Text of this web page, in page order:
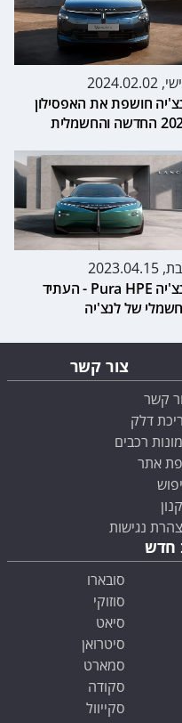
חושפת את האפסילון
והחשמלית
לנצ'יה Pura HPE - העתיד
של לנצ'יה
צור קשר
קשר
דלק
רכבים
אתר
נגישות
חדש
סובארו
סוזוקי
סיאט
סיטרואן
סמארט
סקודה
סקייוול